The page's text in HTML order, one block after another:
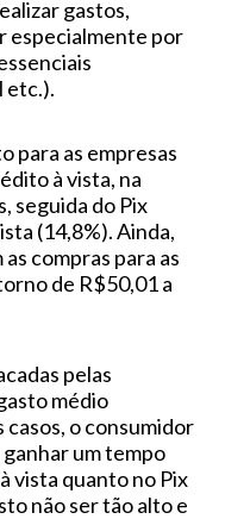
gastos,
especialmente por
etc.).
para as empresas
à vista, na
seguida do Pix
(14,8%). Ainda,
compras para as
de R$50,01 a
pelas
médio
o consumidor
um tempo
vista quanto no Pix
não ser tão alto e